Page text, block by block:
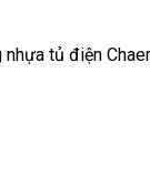
nhựa tủ điện